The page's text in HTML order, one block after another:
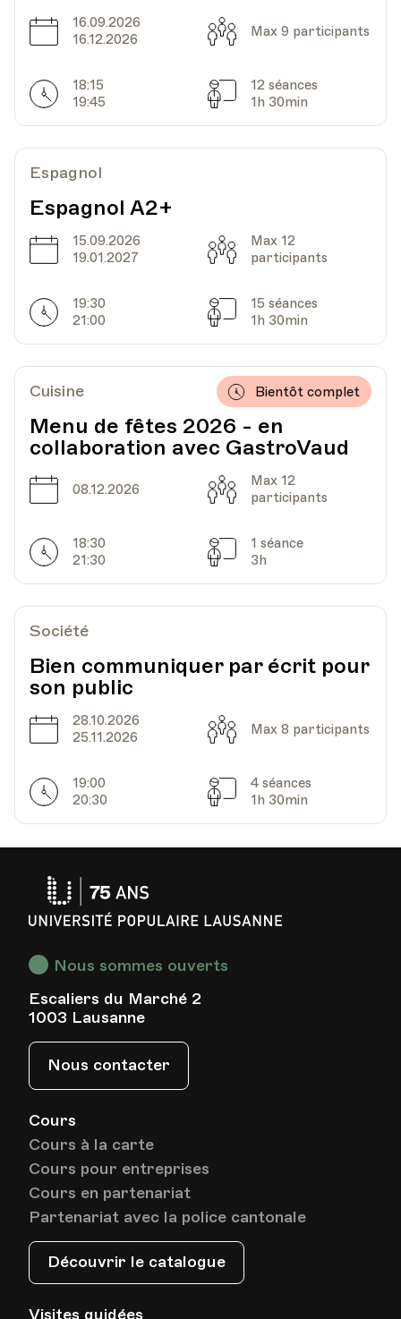
Date
16.09.2026
16.12.2026
Capacité
Max 9 participants
Horarires
18:15
19:45
Séances
12 séances
1h 30min
Espagnol
Espagnol A2+
Date
15.09.2026
19.01.2027
Capacité
Max 12
participants
Horarires
19:30
21:00
Séances
15 séances
1h 30min
Cuisine
Menu de fêtes 2026 - en
collaboration avec GastroVaud
Bientôt complet
Date
08.12.2026 Capacité
Max 12
participants
Horarires
18:30
21:30
Séances
1 séance
3h
Société
Bien communiquer par écrit pour
son public
Date
28.10.2026
25.11.2026
Capacité
Max 8 participants
Horarires
19:00
20:30
Séances
4 séances
1h 30min
Cours
Cours à la carte
Cours pour entreprises
Cours en partenariat
Partenariat avec la police cantonale
Découvrir le catalogue
Visites guidées
Nous sommes ouverts
Escaliers du Marché 2
1003 Lausanne
Nous contacter